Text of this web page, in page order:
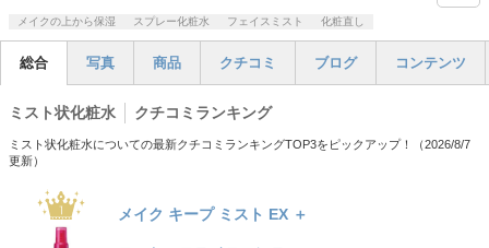
メイクの上から保湿 スプレー化粧水 フェイスミスト 化粧直し
タグ
を
総合 写真 商品 クチコミ ブログ コンテンツ
ミスト状化粧水 クチコミランキング
ミスト状化粧水についての最新クチコミランキングTOP3をピックアップ！（2026/8/7
更新）
メイク キープ ミスト EX ＋